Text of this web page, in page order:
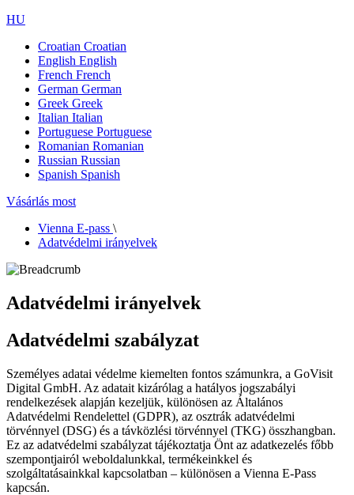
HU
Croatian Croatian
English English
French French
German German
Greek Greek
Italian Italian
Portuguese Portuguese
Romanian Romanian
Russian Russian
Spanish Spanish
Vásárlás most
Vienna E-pass \
Adatvédelmi irányelvek
Adatvédelmi irányelvek
Adatvédelmi szabályzat
Személyes adatai védelme kiemelten fontos számunkra, a GoVisit
Digital GmbH. Az adatait kizárólag a hatályos jogszabályi
rendelkezések alapján kezeljük, különösen az Általános
Adatvédelmi Rendelettel (GDPR), az osztrák adatvédelmi
törvénnyel (DSG) és a távközlési törvénnyel (TKG) összhangban.
Ez az adatvédelmi szabályzat tájékoztatja Önt az adatkezelés főbb
szempontjairól weboldalunkkal, termékeinkkel és
szolgáltatásainkkal kapcsolatban – különösen a Vienna E-Pass
kapcsán.